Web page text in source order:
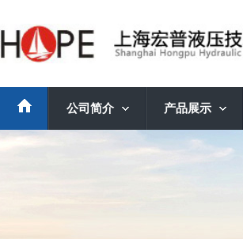
公司简介 产品展示